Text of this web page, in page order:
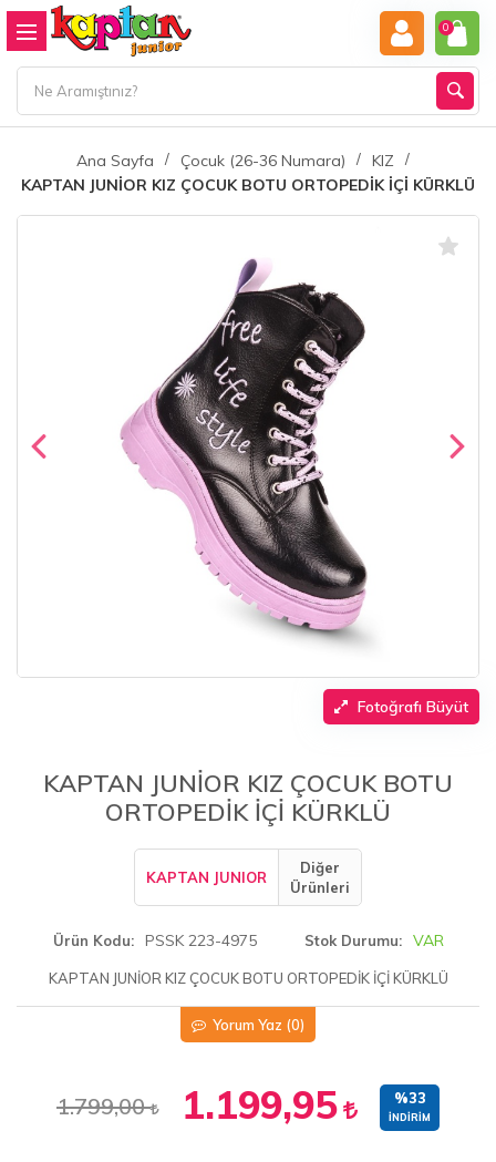
0
Ana Sayfa Çocuk (26-36 Numara)
KIZ
KAPTAN JUNİOR KIZ ÇOCUK BOTU ORTOPEDİK İÇİ KÜRKLÜ
Fotoğrafı Büyüt
KAPTAN JUNİOR KIZ ÇOCUK BOTU
ORTOPEDİK İÇİ KÜRKLÜ
KAPTAN JUNIOR
Diğer
Ürünleri
Ürün Kodu PSSK 223-4975 Stok Durumu VAR
KAPTAN JUNİOR KIZ ÇOCUK BOTU ORTOPEDİK İÇİ KÜRKLÜ
Yorum Yaz (0)
1.799,00 1.199,95 %33
İNDIRIM